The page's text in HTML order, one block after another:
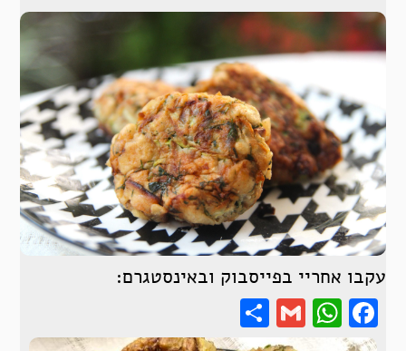
עקבו אחריי בפייסבוק ובאינסטגרם:
Facebook
WhatsApp
Gmail